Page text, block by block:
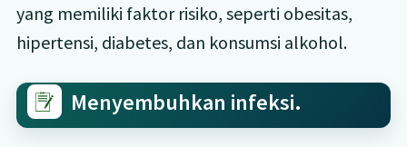
yang memiliki faktor risiko, seperti obesitas,
hipertensi, diabetes, dan konsumsi alkohol.
Menyembuhkan infeksi.